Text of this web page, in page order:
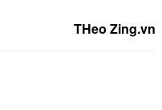
THeo Zing.vn